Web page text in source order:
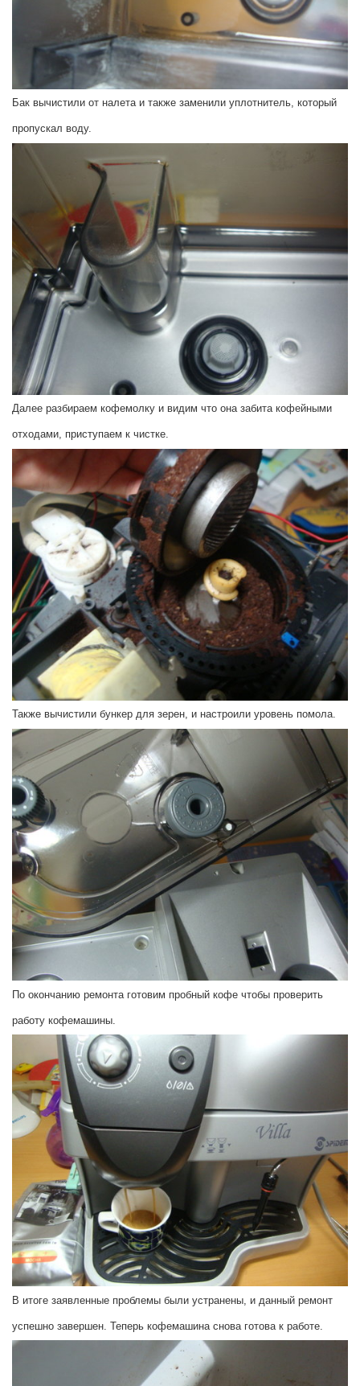
Бак вычистили от налета и также заменили уплотнитель, который
пропускал воду.
Далее разбираем кофемолку и видим что она забита кофейными
отходами, приступаем к чистке.
Также вычистили бункер для зерен, и настроили уровень помола.
По окончанию ремонта готовим пробный кофе чтобы проверить
работу кофемашины.
В итоге заявленные проблемы были устранены, и данный ремонт
успешно завершен. Теперь кофемашина снова готова к работе.